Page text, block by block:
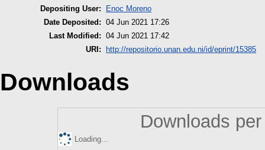
Depositing User:
Enoc Moreno
Date Deposited: 04 Jun 2021 17:26
Last Modified: 04 Jun 2021 17:42
URI:
http://repositorio.unan.edu.ni/id/eprint/15385
Downloads
Downloads
Loading...